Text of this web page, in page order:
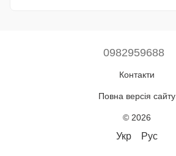
0982959688
Контакти
Повна версія сайту
© 2026
Укр Рус